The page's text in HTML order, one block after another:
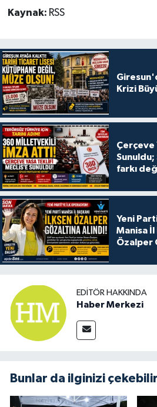
Kaynak: RSS
Krizi
Çerçeve
farkı
Yeni
Manisa İl
Özalper
EDITÖR HAKKINDA
Haber Merkezi
Bunlar da ilginizi çekebilir